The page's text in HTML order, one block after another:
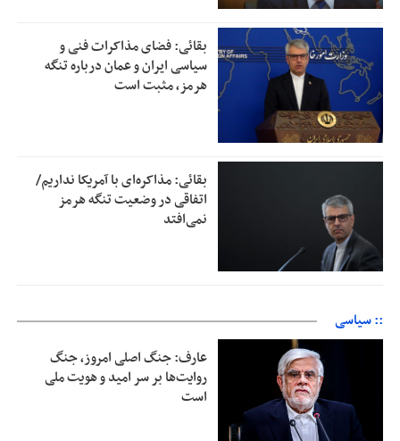
بقائی: فضای مذاکرات فنی و
سیاسی ایران و عمان درباره تنگه
هرمز، مثبت است
بقائی: مذاکره‌ای با آمریکا نداریم/
اتفاقی در وضعیت تنگه هرمز
نمی‌افتد
:: سیاسی
عارف: جنگ اصلی امروز، جنگ
روایت‌ها بر سر امید و هویت ملی
است